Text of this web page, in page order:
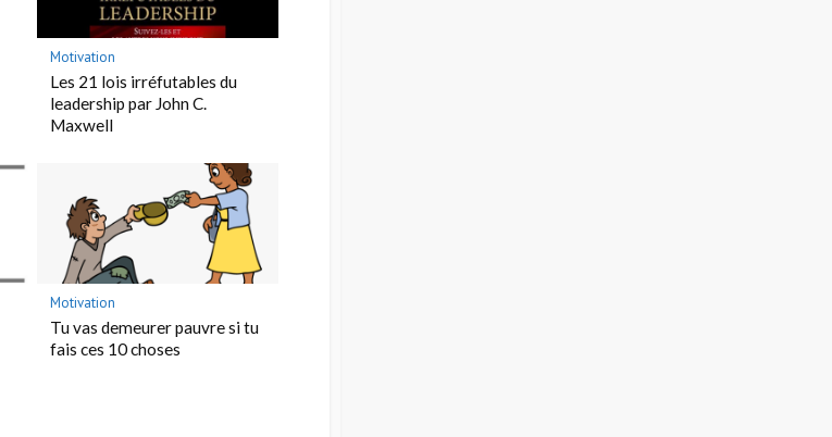
Motivation
Les 21 lois irréfutables du
leadership par John C.
Maxwell
Motivation
Tu vas demeurer pauvre si tu
fais ces 10 choses